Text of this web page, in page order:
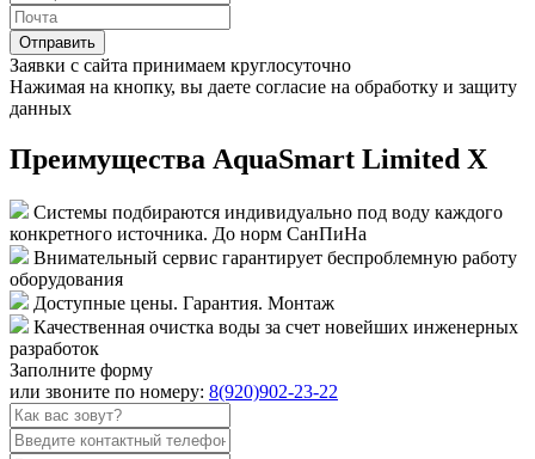
Отправить
Заявки с сайта принимаем круглосуточно
Нажимая на кнопку, вы даете согласие на обработку и защиту
данных
Преимущества AquaSmart Limited X
Системы подбираются индивидуально под воду каждого
конкретного источника. До норм СанПиНа
Внимательный сервис гарантирует беспроблемную работу
оборудования
Доступные цены. Гарантия. Монтаж
Качественная очистка воды за счет новейших инженерных
разработок
Заполните форму
или звоните по номеру: 8(920)902-23-22